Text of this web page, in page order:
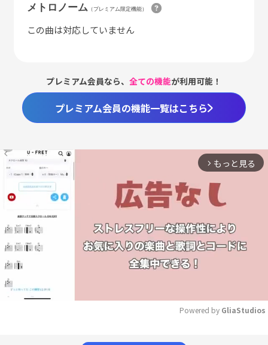
メトロノーム （プレミアム限定機能）
この曲は対応していません
プレミアム会員なら、全ての機能が利用可能！
プレミアム会員の機能一覧はこちら
arrow_forward_ios もっと見る
Powered by GliaStudios